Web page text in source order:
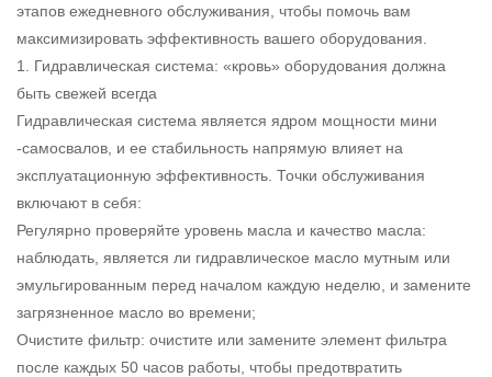
этапов ежедневного обслуживания, чтобы помочь вам
максимизировать эффективность вашего оборудования.
1. Гидравлическая система: «кровь» оборудования должна
быть свежей всегда
Гидравлическая система является ядром мощности мини
-самосвалов, и ее стабильность напрямую влияет на
эксплуатационную эффективность. Точки обслуживания
включают в себя:
Регулярно проверяйте уровень масла и качество масла:
наблюдать, является ли гидравлическое масло мутным или
эмульгированным перед началом каждую неделю, и замените
загрязненное масло во времени;
Очистите фильтр: очистите или замените элемент фильтра
после каждых 50 часов работы, чтобы предотвратить